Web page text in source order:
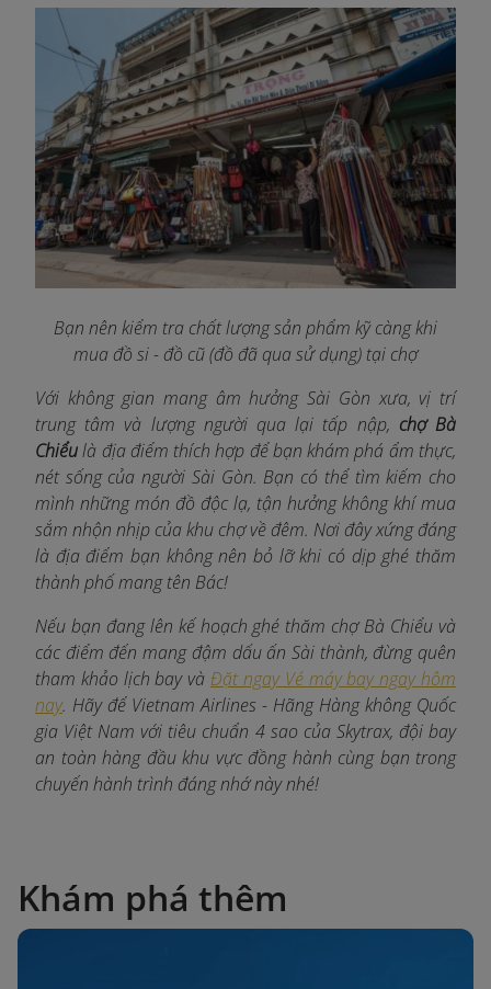
Bạn nên kiểm tra chất lượng sản phẩm kỹ càng khi
mua đồ si - đồ cũ (đồ đã qua sử dụng) tại chợ
Với không gian mang âm hưởng Sài Gòn xưa, vị trí
trung tâm và lượng người qua lại tấp nập, chợ Bà
Chiểulà địa điểm thích hợp để bạn khám phá ẩm thực,
nét sống của người Sài Gòn. Bạn có thể tìm kiếm cho
mình những món đồ độc lạ, tận hưởng không khí mua
sắm nhộn nhịp của khu chợ về đêm. Nơi đây xứng đáng
là địa điểm bạn không nên bỏ lỡ khi có dịp ghé thăm
thành phố mang tên Bác!
Nếu bạn đang lên kế hoạch ghé thăm chợ Bà Chiểu và
các điểm đến mang đậm dấu ấn Sài thành, đừng quên
tham khảo lịch bay và Đặt ngay Vé máy bay ngay hôm
nay. Hãy để Vietnam Airlines - Hãng Hàng không Quốc
gia Việt Nam với tiêu chuẩn 4 sao của Skytrax, đội bay
an toàn hàng đầu khu vực đồng hành cùng bạn trong
chuyến hành trình đáng nhớ này nhé!
Khám phá thêm